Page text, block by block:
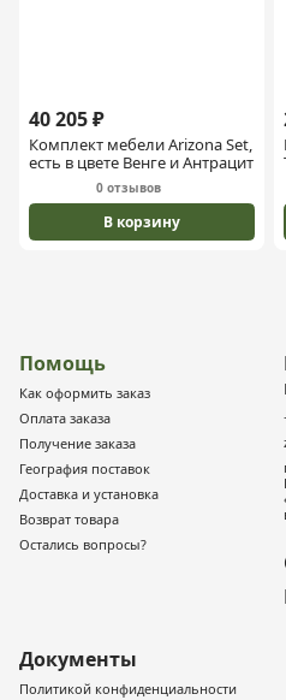
40 205 ₽
Комплект мебели Arizona Set,
есть в цвете Венге и Антрацит
0 отзывов
В корзину
Помощь
Как оформить заказ
Оплата заказа
Получение заказа
География поставок
Доставка и установка
Возврат товара
Остались вопросы?
Документы
Политикой конфиденциальности